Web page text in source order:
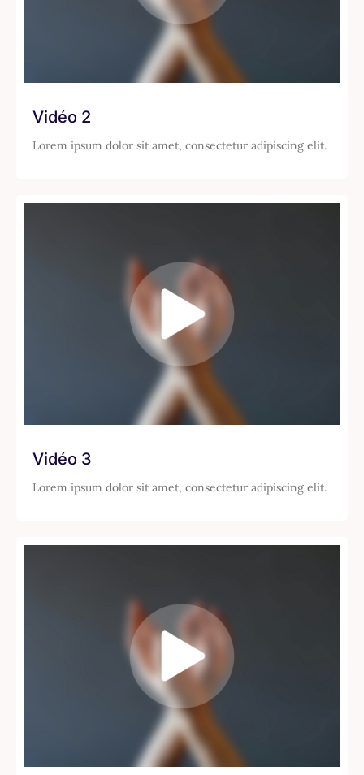
Vidéo 2
Lorem ipsum dolor sit amet, consectetur adipiscing elit.
Vidéo 3
Lorem ipsum dolor sit amet, consectetur adipiscing elit.